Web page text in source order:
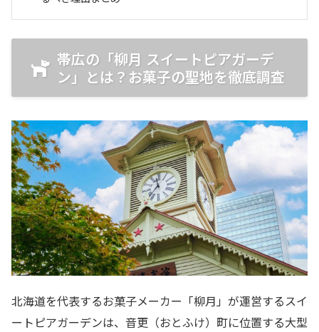
帯広の「柳月 スイートピアガーデ
ン」とは？お菓子の聖地を徹底調査
北海道を代表するお菓子メーカー「柳月」が運営するスイ
ートピアガーデンは、音更（おとふけ）町に位置する大型